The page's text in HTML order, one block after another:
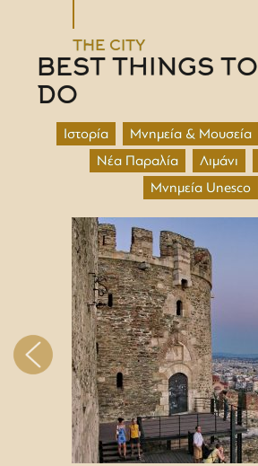
THE CITY
BEST THINGS TO
DO
Ιστορία Μνημεία & Μουσεία
Νέα Παραλία
Λιμάνι
Μνημεία Unesco